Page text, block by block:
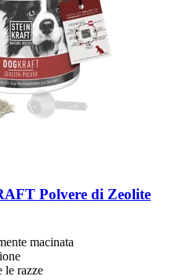
Polvere di Zeolite
macinata
le razze